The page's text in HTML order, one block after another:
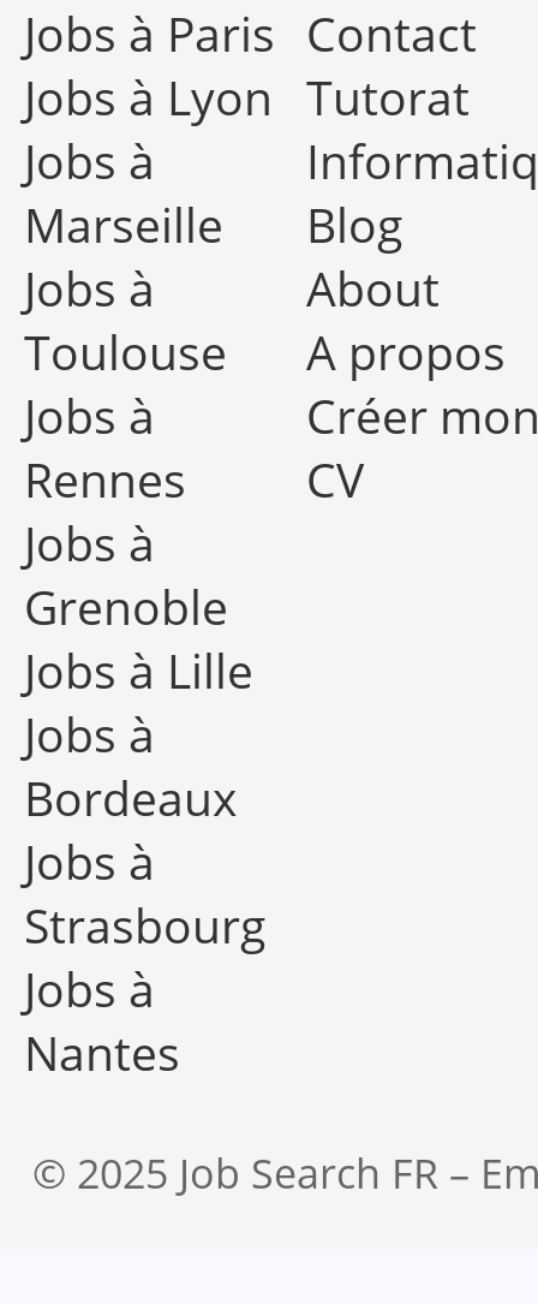
Jobs à Paris
Jobs à Lyon
Jobs à
Marseille
Jobs à
Toulouse
Jobs à
Rennes
Jobs à
Grenoble
Jobs à Lille
Jobs à
Bordeaux
Jobs à
Strasbourg
Jobs à
Nantes
Contact
Tutorat
Blog
About
A propos
Créer
CV
© 2025 Job Search FR –